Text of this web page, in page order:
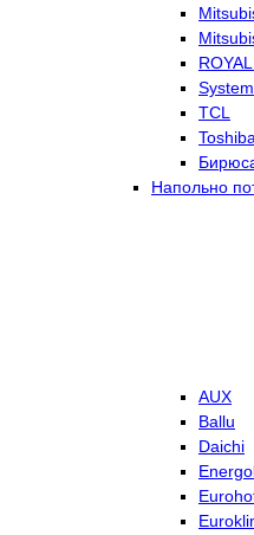
TCL
Напольно
AUX
Ballu
Daichi